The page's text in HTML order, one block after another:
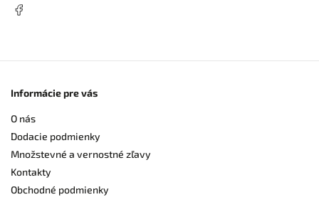
Informácie pre vás
O nás
Dodacie podmienky
Množstevné a vernostné zľavy
Kontakty
Obchodné podmienky